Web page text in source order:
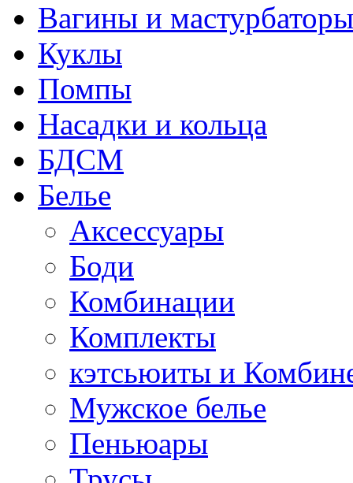
Вагины и мастурбаторы
Куклы
Помпы
Насадки и кольца
БДСМ
Белье
Аксессуары
Боди
Комбинации
Комплекты
кэтсьюиты и
Мужское белье
Пеньюары